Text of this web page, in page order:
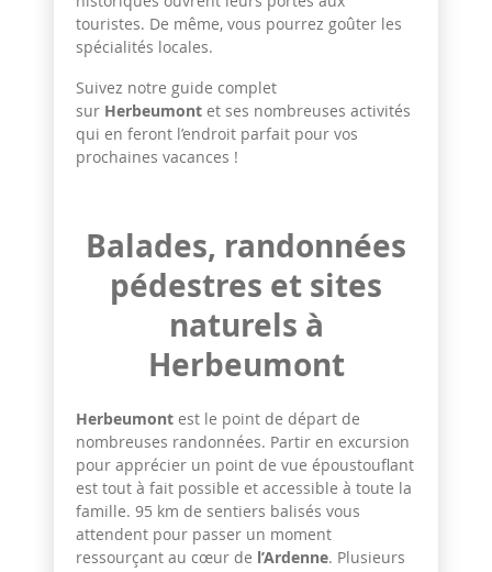
touristes. De même, vous pourrez goûter les
spécialités locales.
Suivez notre guide complet
sur Herbeumont et ses nombreuses activités
qui en feront l’endroit parfait pour vos
prochaines vacances !
Balades, randonnées
pédestres et sites
naturels à
Herbeumont
Herbeumont est le point de départ de
nombreuses randonnées. Partir en excursion
pour apprécier un point de vue époustouflant
est tout à fait possible et accessible à toute la
famille. 95 km de sentiers balisés vous
attendent pour passer un moment
ressourçant au cœur de l’Ardenne. Plusieurs